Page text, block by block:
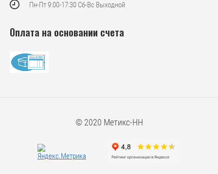
Пн-Пт 9:00-17:30 Сб-Вс Выходной
Оплата на основании счета
© 2020 Метикс-НН